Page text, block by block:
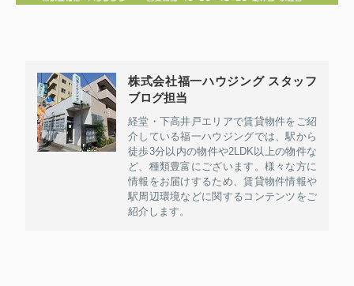
株式会社福一ハウジング スタッフ
ブログ担当
経堂・下高井戸エリアで賃貸物件をご紹
介している福一ハウジングでは、駅から
徒歩3分以内の物件や2LDK以上の物件な
ど、種類豊富にございます。様々な方に
情報をお届けするため、賃貸物件情報や
駅周辺環境などに関するコンテンツをご
紹介します。